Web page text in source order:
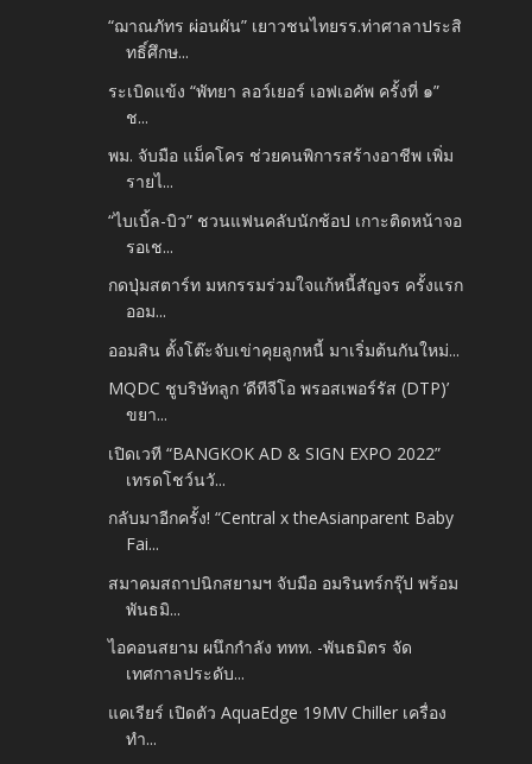
“ฌาณภัทร ผ่อนผัน” เยาวชนไทยรร.ท่าศาลาประสิ
ทธิ์ศึกษ...
ระเบิดแข้ง “พัทยา ลอว์เยอร์ เอฟเอคัพ ครั้งที่ ๑”
ช...
พม. จับมือ แม็คโคร ช่วยคนพิการสร้างอาชีพ เพิ่ม
รายไ...
“ไบเบิ้ล-บิว” ชวนแฟนคลับนักช้อป เกาะติดหน้าจอ
รอเช...
กดปุ่มสตาร์ท มหกรรมร่วมใจแก้หนี้สัญจร ครั้งแรก
ออม...
ออมสิน ตั้งโต๊ะจับเข่าคุยลูกหนี้ มาเริ่มต้นกันใหม่...
MQDC ชูบริษัทลูก ‘ดีทีจีโอ พรอสเพอร์รัส (DTP)’
ขยา...
เปิดเวที “BANGKOK AD & SIGN EXPO 2022”
เทรดโชว์นวั...
กลับมาอีกครั้ง! “Central x theAsianparent Baby
Fai...
สมาคมสถาปนิกสยามฯ จับมือ อมรินทร์กรุ๊ป พร้อม
พันธมิ...
ไอคอนสยาม ผนึกกำลัง ททท. -พันธมิตร จัด
เทศกาลประดับ...
แคเรียร์ เปิดตัว AquaEdge 19MV Chiller เครื่อง
ทำ...